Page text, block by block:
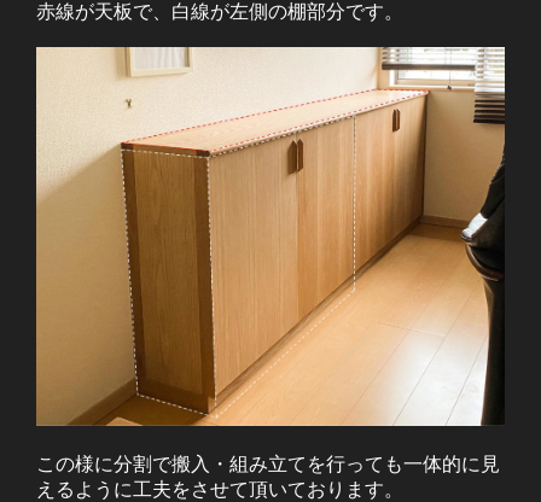
赤線が天板で、白線が左側の棚部分です。
この様に分割で搬入・組み立てを行っても一体的に見
えるように工夫をさせて頂いております。